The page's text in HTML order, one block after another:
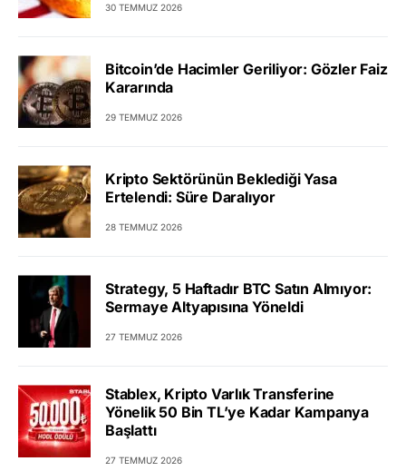
30 TEMMUZ 2026
Bitcoin’de Hacimler Geriliyor: Gözler Faiz
Kararında
29 TEMMUZ 2026
Kripto Sektörünün Beklediği Yasa
Ertelendi: Süre Daralıyor
28 TEMMUZ 2026
Strategy, 5 Haftadır BTC Satın Almıyor:
Sermaye Altyapısına Yöneldi
27 TEMMUZ 2026
Stablex, Kripto Varlık Transferine
Yönelik 50 Bin TL’ye Kadar Kampanya
Başlattı
27 TEMMUZ 2026